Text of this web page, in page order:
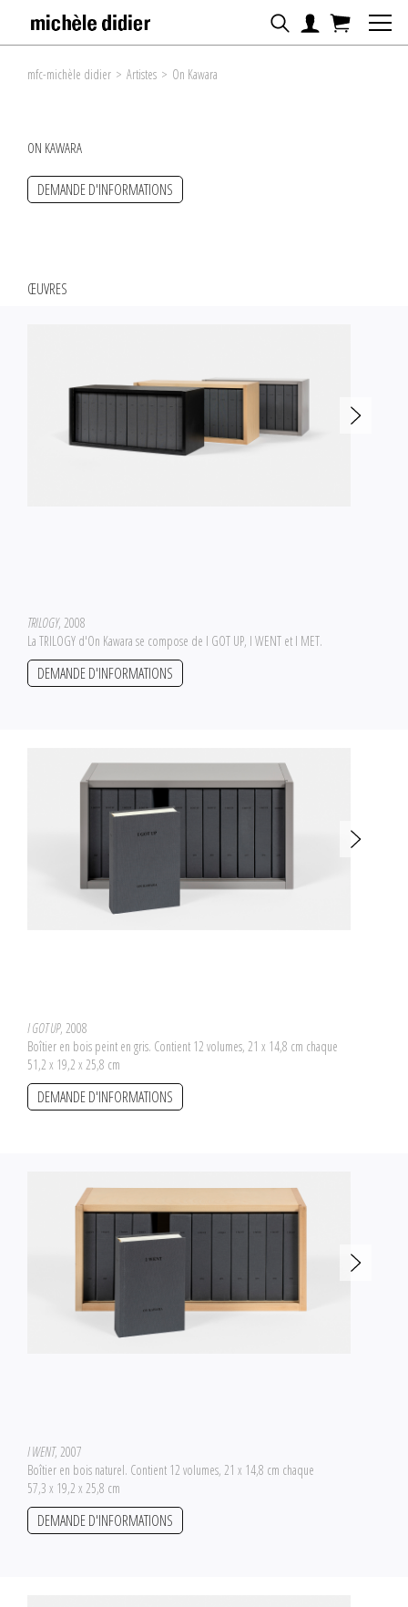
mfc-michèle didier > Artistes > On Kawara
ON KAWARA
DEMANDE D'INFORMATIONS
ŒUVRES
TRILOGY, 2008
La TRILOGY d'On Kawara se compose de I GOT UP, I WENT et I MET.
DEMANDE D'INFORMATIONS
I GOT UP, 2008
Boîtier en bois peint en gris. Contient 12 volumes, 21 x 14,8 cm chaque
51,2 x 19,2 x 25,8 cm
DEMANDE D'INFORMATIONS
I WENT, 2007
Boîtier en bois naturel. Contient 12 volumes, 21 x 14,8 cm chaque
57,3 x 19,2 x 25,8 cm
DEMANDE D'INFORMATIONS